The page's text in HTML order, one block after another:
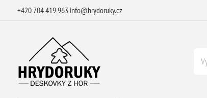
+420 704 419 963 info@hrydoruky.cz